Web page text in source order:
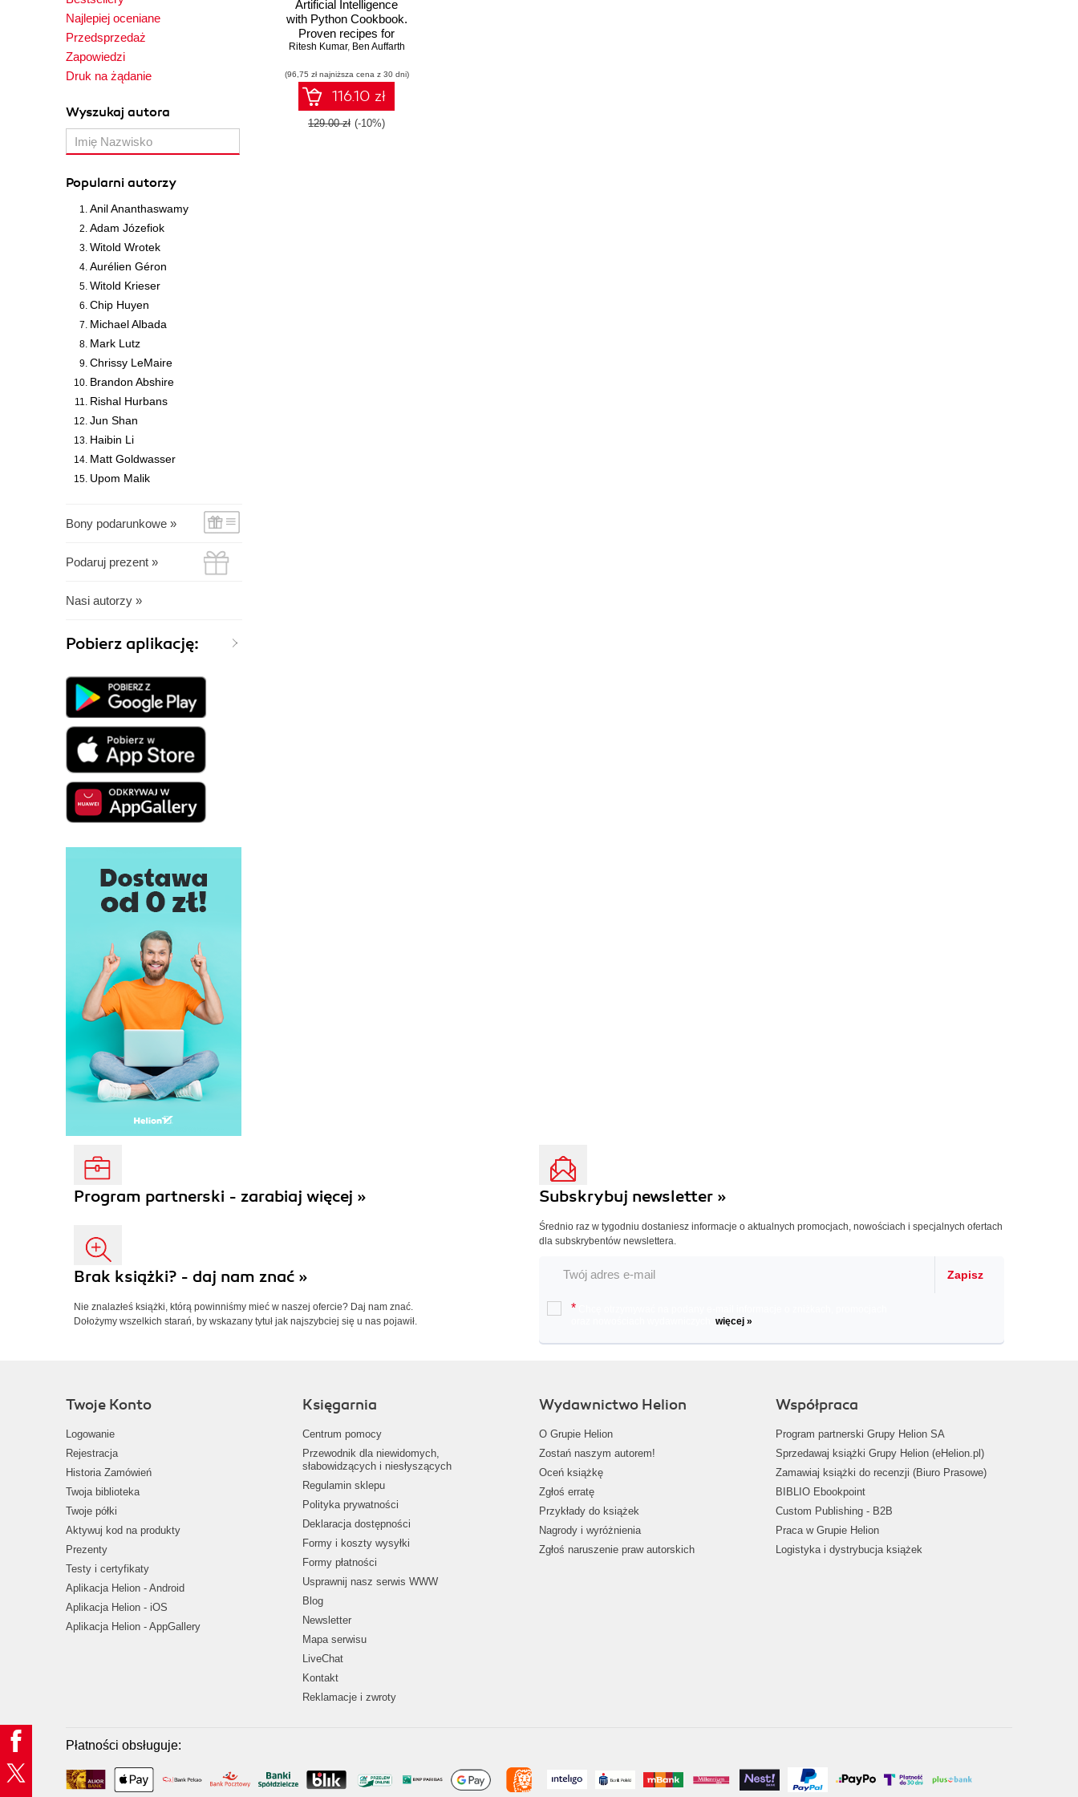
Najlepiej oceniane
Przedsprzedaż
Zapowiedzi
Druk na żądanie
Wyszukaj autora
Popularni autorzy
Anil Ananthaswamy
Adam Józefiok
Witold Wrotek
Aurélien Géron
Witold Krieser
Chip Huyen
Michael Albada
Mark Lutz
Chrissy LeMaire
Brandon Abshire
Rishal Hurbans
Jun Shan
Haibin Li
Matt Goldwasser
Upom Malik
Bony podarunkowe »
Podaruj prezent »
Nasi autorzy »
Pobierz aplikację:
Artificial Intelligence
with Python Cookbook.
Proven recipes for
applying AI algorithms
techniques using
TensorFlow 2.x and
PyTorch 1.6
Ritesh Kumar, Ben Auffarth
(96,75 zł najniższa cena z 30 dni)
116.10 zł
129.00 zł (-10%)
Program partnerski - zarabiaj więcej »
Brak książki? - daj nam znać »
Nie znalazłeś książki, którą powinniśmy mieć w naszej ofercie? Daj nam znać.
Dołożymy wszelkich starań, by wskazany tytuł jak najszybciej się u nas pojawił.
Subskrybuj newsletter »
Średnio raz w tygodniu dostaniesz informacje o aktualnych promocjach, nowościach i specjalnych ofertach
dla subskrybentów newslettera.
Zapisz
*
więcej »
Twoje Konto
Logowanie
Rejestracja
Historia Zamówień
Twoja biblioteka
Twoje półki
Aktywuj kod na produkty
Prezenty
Testy i certyfikaty
Aplikacja Helion - Android
Aplikacja Helion - iOS
Aplikacja Helion - AppGallery
Księgarnia
Centrum pomocy
Przewodnik dla niewidomych,
słabowidzących i niesłyszących
Regulamin sklepu
Polityka prywatności
Deklaracja dostępności
Formy i koszty wysyłki
Formy płatności
Usprawnij nasz serwis WWW
Blog
Newsletter
Mapa serwisu
LiveChat
Kontakt
Reklamacje i zwroty
Wydawnictwo Helion
O Grupie Helion
Zostań naszym autorem!
Oceń książkę
Zgłoś erratę
Przykłady do książek
Nagrody i wyróżnienia
Zgłoś naruszenie praw autorskich
Współpraca
Program partnerski Grupy Helion SA
Sprzedawaj książki Grupy Helion (eHelion.pl)
Zamawiaj książki do recenzji (Biuro Prasowe)
BIBLIO Ebookpoint
Custom Publishing - B2B
Praca w Grupie Helion
Logistyka i dystrybucja książek
Płatności obsługuje: